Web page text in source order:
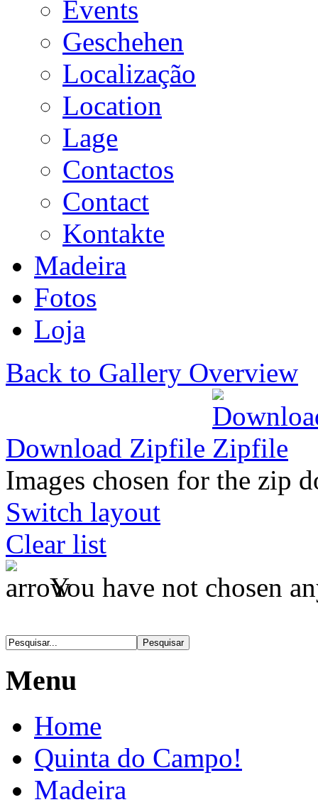
Events
Geschehen
Localização
Location
Lage
Contactos
Contact
Kontakte
Madeira
Fotos
Loja
Back to Gallery Overview
Download Zipfile
Images chosen for the zip
Switch layout
Clear list
You have not chosen
Menu
Home
Quinta do Campo!
Madeira